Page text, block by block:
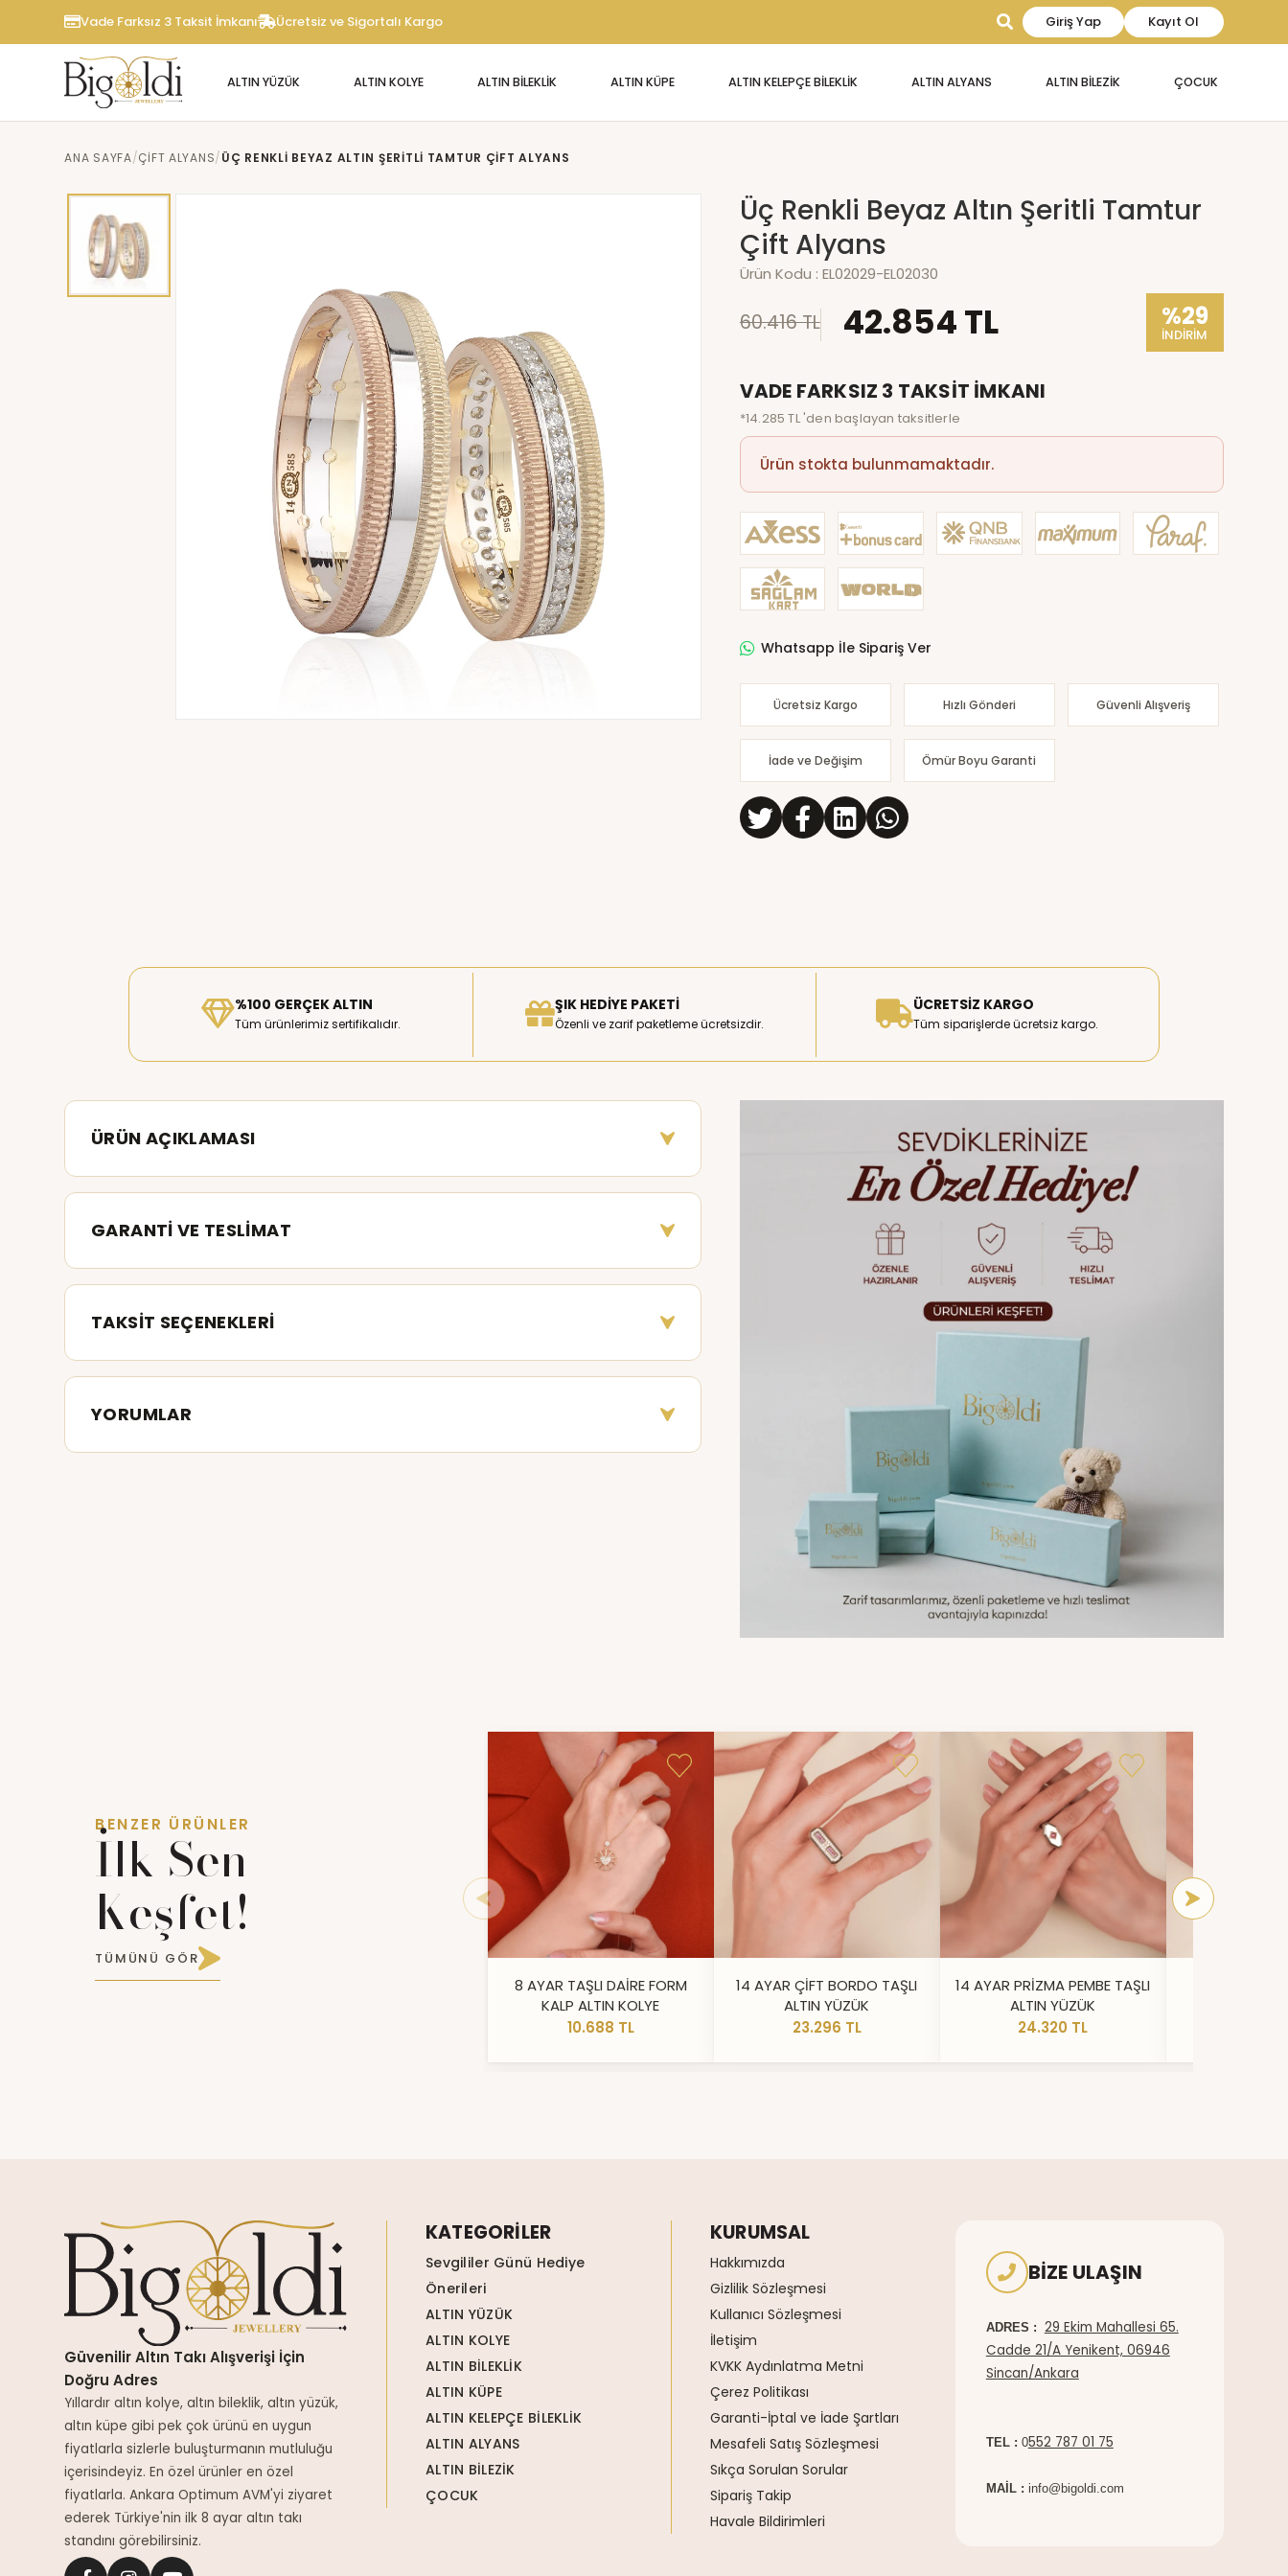
Vade Farksız 3 Taksit İmkanı Ücretsiz ve Sigortalı Kargo Giriş Yap Kayıt Ol
ALTIN YÜZÜK ALTIN KOLYE ALTIN BİLEKLİK ALTIN KÜPE ALTIN KELEPÇE BİLEKLİK ALTIN ALYANS ALTIN BİLEZİK ÇOCUK
ANA SAYFA ÇIFT ALYANS ÜÇ RENKLI BEYAZ ALTIN ŞERITLI TAMTUR ÇIFT ALYANS
Üç Renkli Beyaz Altın Şeritli Tamtur
Çift Alyans
Ürün Kodu : EL02029-EL02030
60.416 TL 42.854 TL %29
İNDİRİM
VADE FARKSIZ 3 TAKSİT İMKANI
*14.285 TL 'den başlayan taksitlerle
Ürün stokta bulunmamaktadır.
Whatsapp İle Sipariş Ver
Ücretsiz Kargo Hızlı Gönderi Güvenli Alışveriş
İade ve Değişim Ömür Boyu Garanti
%100 GERÇEK ALTIN
Tüm ürünlerimiz sertifikalıdır.
ŞIK HEDIYE PAKETI
Özenli ve zarif paketleme ücretsizdir.
ÜCRETSIZ KARGO
Tüm siparişlerde ücretsiz kargo.
ÜRÜN AÇIKLAMASI
GARANTİ VE TESLİMAT
TAKSİT SEÇENEKLERİ
YORUMLAR
BENZER ÜRÜNLER
İlk Sen
Keşfet!
TÜMÜNÜ GÖR
8 AYAR TAŞLI DAİRE FORM
KALP ALTIN KOLYE
10.688 TL
14 AYAR ÇİFT BORDO TAŞLI
ALTIN YÜZÜK
23.296 TL
14 AYAR PRİZMA PEMBE TAŞLI
ALTIN YÜZÜK
24.320 TL
Güvenilir Altın Takı Alışverişi İçin
Doğru Adres
Yıllardır altın kolye, altın bileklik, altın yüzük,
altın küpe gibi pek çok ürünü en uygun
fiyatlarla sizlerle buluşturmanın mutluluğu
içerisindeyiz. En özel ürünler en özel
fiyatlarla. Ankara Optimum AVM'yi ziyaret
ederek Türkiye'nin ilk 8 ayar altın takı
standını görebilirsiniz.
KATEGORİLER
Sevgililer Günü Hediye
Önerileri
ALTIN YÜZÜK
ALTIN KOLYE
ALTIN BİLEKLİK
ALTIN KÜPE
ALTIN KELEPÇE BİLEKLİK
ALTIN ALYANS
ALTIN BİLEZİK
ÇOCUK
KURUMSAL
Hakkımızda
Gizlilik Sözleşmesi
Kullanıcı Sözleşmesi
İletişim
KVKK Aydınlatma Metni
Çerez Politikası
Garanti-İptal ve İade Şartları
Mesafeli Satış Sözleşmesi
Sıkça Sorulan Sorular
Sipariş Takip
Havale Bildirimleri
BIZE ULAŞIN
ADRES : 29 Ekim Mahallesi 65.
Cadde 21/A Yenikent, 06946
Sincan/Ankara
TEL : 0552 787 01 75
MAİL : info@bigoldi.com